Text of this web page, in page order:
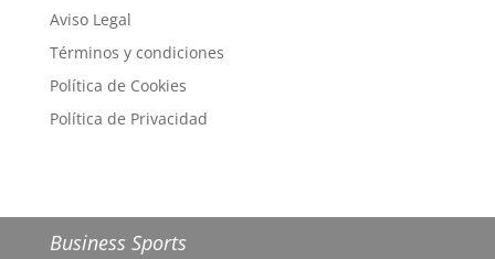
Aviso Legal
Términos y condiciones
Política de Cookies
Política de Privacidad
Business Sports